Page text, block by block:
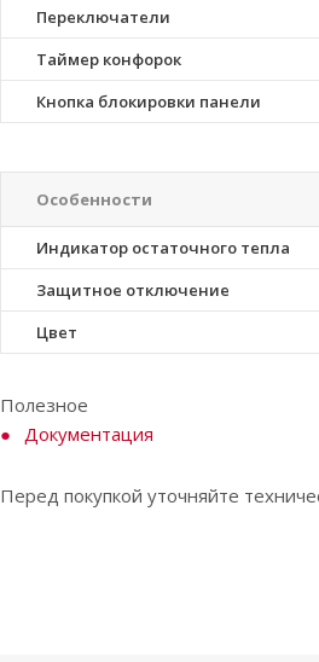
Переключатели
Таймер конфорок
Кнопка блокировки панели
Особенности
Индикатор остаточного тепла
Защитное отключение
Цвет
Полезное
Документация
Перед покупкой уточняйте